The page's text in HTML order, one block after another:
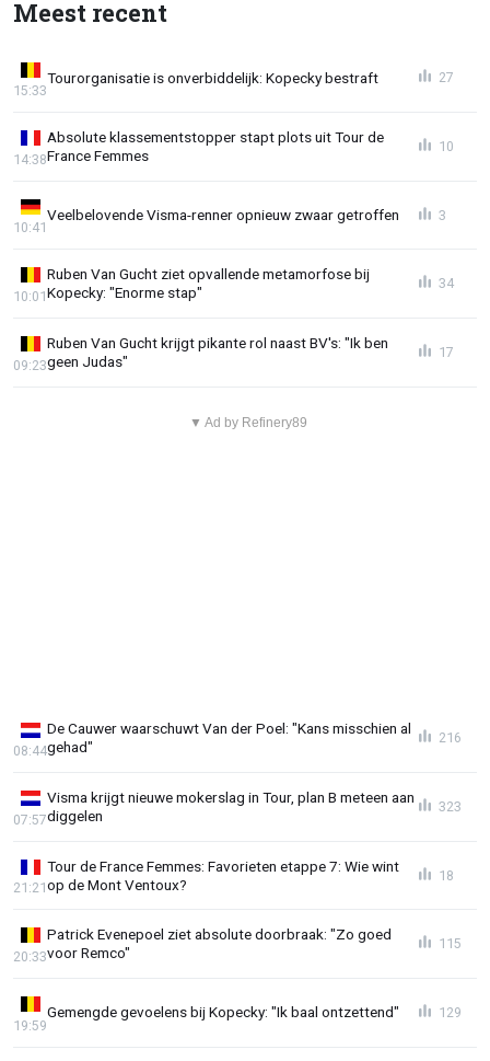
Meest recent
Tourorganisatie is onverbiddelijk: Kopecky bestraft
15:33
27
Absolute klassementstopper stapt plots uit Tour de
France Femmes
14:38
10
Veelbelovende Visma-renner opnieuw zwaar getroffen
10:41
3
Ruben Van Gucht ziet opvallende metamorfose bij
Kopecky: "Enorme stap"
10:01
34
Ruben Van Gucht krijgt pikante rol naast BV's: "Ik ben
geen Judas"
09:23
17
▼ Ad by Refinery89
De Cauwer waarschuwt Van der Poel: "Kans misschien al
gehad"
08:44
216
Visma krijgt nieuwe mokerslag in Tour, plan B meteen aan
diggelen
07:57
323
Tour de France Femmes: Favorieten etappe 7: Wie wint
op de Mont Ventoux?
21:21
18
Patrick Evenepoel ziet absolute doorbraak: "Zo goed
voor Remco"
20:33
115
Gemengde gevoelens bij Kopecky: "Ik baal ontzettend"
19:59
129